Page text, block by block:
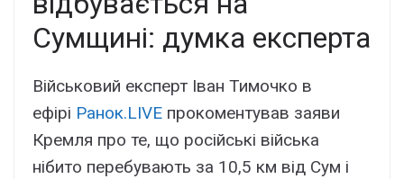
Сумщині: думка експерта
Військовий експерт Іван Тимочко в
ефірі Ранок.LIVE прокоментував заяви
Кремля про те, що російські війська
нібито перебувають за 10,5 км від Сум і